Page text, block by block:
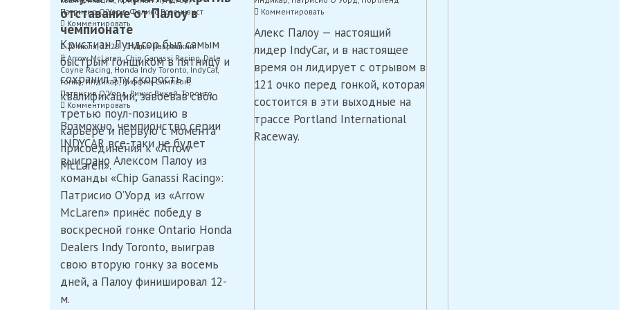
Патрисио О'Уорд,Феликс Розенквист
Комментироватьon
Лундгор
завоевал
поул
IndyCar,
но
стартует
седьмым
в
Портленде
после
штрафа
Кристиан Лундгор был самым
быстрым гонщиком в пятницу и
сохранил эту скорость в
квалификации, завоевав свою
третью поул-позицию в
карьере и первую с момента
присоединения к «Arrow
McLaren».
Комментироватьon
Палоу
может
завоевать
свой
четвертый
чемпионский
титул
в
Алекс Палоу — настоящий
лидер IndyCar, и в настоящее
время он лидирует с отрывом в
121 очко перед гонкой, которая
состоится в эти выходные на
трассе Portland International
Raceway.
отставание от Палоу в
чемпионате
20 июля, 22:28
Илья Навроцкий
Arrow McLaren,Chip Ganassi Racing,Dale
Coyne Racing, Honda Indy Toronto, IndyCar,
гонка,Индикар,Киффин Симпсон,
Патрисио О'Уорд,Ринус Викей,Торонто
Комментироватьon
О`Уорд
выиграл
гонку
IndyCar
в
Торонто,
сократив
отставание
от
в
чемпионате
Возможно, чемпионство серии
INDYCAR все-таки не будет
выиграно Алексом Палоу из
команды «Chip Ganassi Racing»:
Патрисио О’Уорд из «Arrow
McLaren» принёс победу в
воскресной гонке Ontario Honda
Dealers Indy Toronto, выиграв
свою вторую гонку за восемь
дней, а Палоу финишировал 12-
м.